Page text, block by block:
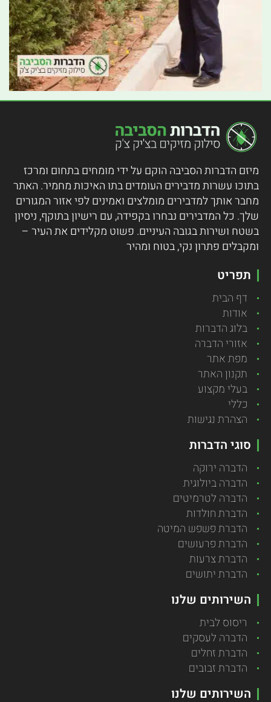
מיזם הדברות הסביבה הוקם על ידי מומחים בתחום ומרכז
בתוכו עשרות מדבירים העומדים בתו האיכות מחמיר. האתר
מחבר אותך למדבירים מומלצים ואמינים לפי אזור המגורים
שלך. כל המדבירים נבחרו בקפידה, עם רישיון בתוקף, ניסיון
בשטח ושירות בגובה העיניים. פשוט מקלידים את העיר –
ומקבלים פתרון נקי, בטוח ומהיר
תפריט
דף הבית
אודות
בלוג הדברות
אזורי הדברה
מפת אתר
תקנון האתר
בעלי מקצוע
כללי
הצהרת נגישות
סוגי הדברות
הדברה ירוקה
הדברה ביולוגית
הדברה לטרמיטים
הדברת חולדות
הדברת פשפש המיטה
הדברת פרעושים
הדברת צרעות
הדברת יתושים
השירותים שלנו
ריסוס לבית
הדברה לעסקים
הדברת זחלים
הדברת זבובים
השירותים שלנו